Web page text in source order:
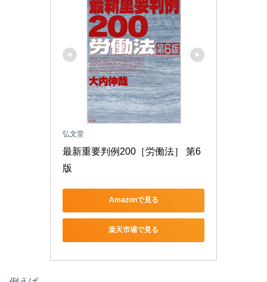
弘文堂
最新重要判例200［労働法］ 第6
版
Amazonで見る
楽天市場で見る